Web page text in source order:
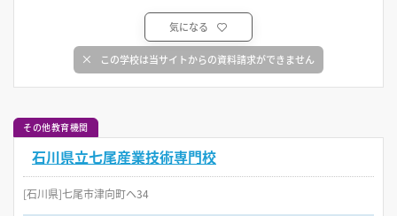
気になる
この学校は当サイトからの資料請求ができません
その他教育機関
石川県立七尾産業技術専門校
[石川県]七尾市津向町ヘ34